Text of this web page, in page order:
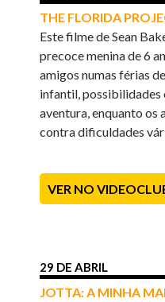
THE FLORIDA
Este filme de Sean
precoce menina de 6
amigos numas férias
infantil, possibilidades
aventura, enquanto os
contra dificuldades
VER NO
29 DE ABRIL
JOTTA: A MINHA